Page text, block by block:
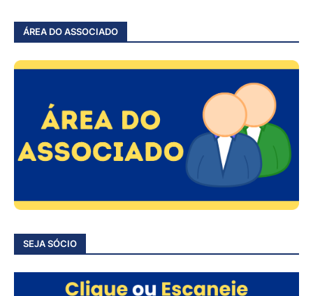
ÁREA DO ASSOCIADO
SEJA SÓCIO